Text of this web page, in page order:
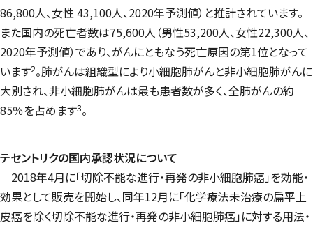
86,800人、女性 43,100人、2020年予測値）と推計されています。
また国内の死亡者数は75,600人（男性53,200人、女性22,300人、
2020年予測値）であり、がんにともなう死亡原因の第1位となって
います2。肺がんは組織型により小細胞肺がんと非小細胞肺がんに
大別され、非小細胞肺がんは最も患者数が多く、全肺がんの約
85％を占めます3。
テセントリクの国内承認状況について
2018年4月に「切除不能な進行・再発の非小細胞肺癌」を効能・
効果として販売を開始し、同年12月に「化学療法未治療の扁平上
皮癌を除く切除不能な進行・再発の非小細胞肺癌」に対する用法・